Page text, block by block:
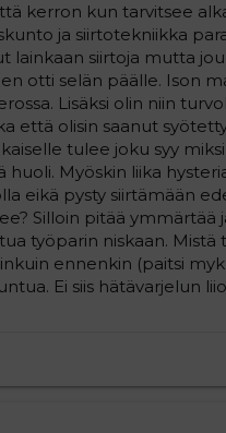
kerron kun tarvitsee
ja siirtotekniikka
lainkaan siirtoja mutta
otti selän päälle. Ison
Lisäksi olin niin
että olisin saanut
tulee joku syy
huoli. Myöskin liika
eikä pysty siirtämään
Silloin pitää ymmärtää
työparin niskaan. Mistä
ennenkin (paitsi
Ei siis hätävarjelun